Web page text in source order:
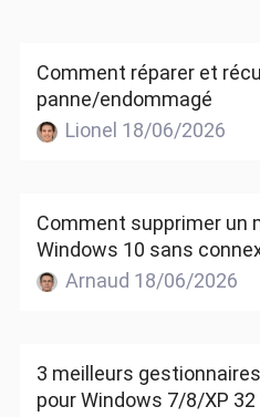
Comment réparer et
panne/endommagé
Lionel 18/06/2026
Comment supprimer un
Windows 10 sans
Arnaud 18/06/2026
3 meilleurs
pour Windows 7/8/XP